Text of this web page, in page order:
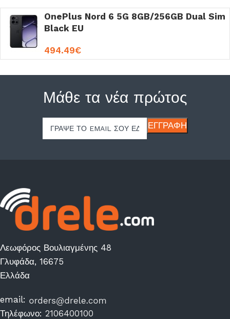
OnePlus Nord 6 5G 8GB/256GB Dual Sim
Black EU
494.49€
Μάθε τα νέα πρώτος
Λεωφόρος Βουλιαγμένης 48
Γλυφάδα, 16675
Ελλάδα
email:
Τηλέφωνο: 2106400100